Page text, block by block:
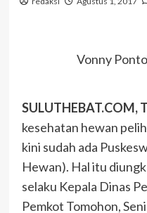
Vonny
SULUTHEBAT.COM,
kesehatan hewan
kini sudah ada
Hewan). Hal itu
selaku Kepala Dinas
Pemkot Tomohon,